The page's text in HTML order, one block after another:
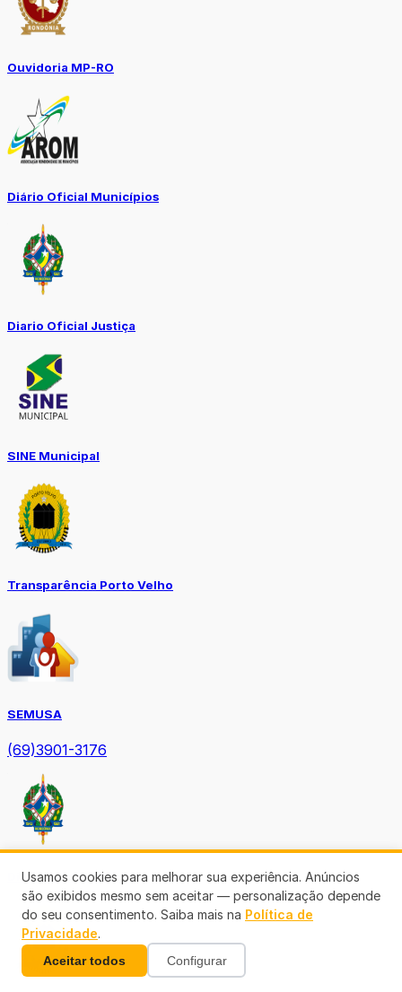
Ouvidoria MP-RO
Diário Oficial Municípios
Diario Oficial Justiça
SINE Municipal
Transparência Porto Velho
SEMUSA
(69)3901-3176
Diário Oficial TCE-RO
Usamos cookies para melhorar sua experiência. Anúncios
são exibidos mesmo sem aceitar — personalização depende
do seu consentimento. Saiba mais na Política de
Privacidade.
Aceitar todos Configurar